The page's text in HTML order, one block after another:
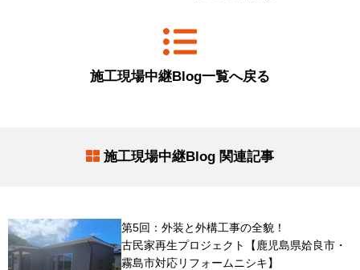
施工現場中継Blog一覧へ戻る
施工現場中継Blog 関連記事
第5回：外装と外構工事の全貌！
古民家再生プロジェクト【鹿児島県姶良市・
霧島市対応リフォームニシキ】